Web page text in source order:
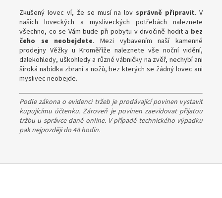
Zkušený lovec ví, že se musí na lovsprávně připravit. V
našich loveckých a mysliveckých potřebách naleznete
všechno, co se Vám bude při pobytu v divočině hodit a bez
čeho se neobejdete. Mezi vybavením naší kamenné
prodejny Věžky u Kroměříže naleznete vše noční vidění,
dalekohledy, uškohledy a různé vábničky na zvěř, nechybí ani
široká nabídka zbraní a nožů, bez kterých se žádný lovec ani
myslivec neobejde.
Podle zákona o evidenci tržeb je prodávající povinen vystavit
kupujícímu účtenku. Zároveň je povinen zaevidovat přijatou
tržbu u správce daně online. V případě technického výpadku
pak nejpozději do 48 hodin.